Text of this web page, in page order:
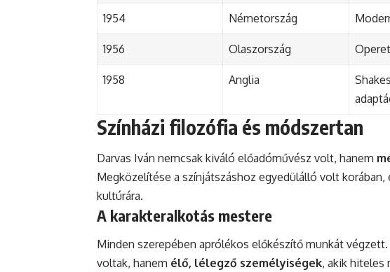
1954 Németország
1956 Olaszország
1958 Anglia
Színházi filozófia és módszertan
Darvas Iván nemcsak kiváló előadóművész volt, hanem
Megközelítése a színjátszáshoz egyedülálló volt korában,
kultúrára.
A karakteralkotás mestere
Minden szerepében aprólékos előkészítő munkát
voltak, hanem élő, lélegző személyiségek, akik hiteles